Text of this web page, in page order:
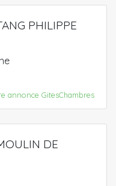
PHILIPPE
annonce GitesChambres
DE